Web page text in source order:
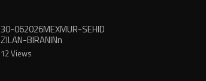
30-062026MEXMUR-SEHID
ZILAN-BIRANINn
12 Views